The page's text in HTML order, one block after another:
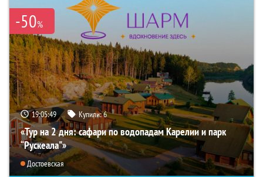
-50%
19:05:48 Купили:6
«Тур на 2 дня: сафари по водопадам Карелии и парк
“Рускеала"»
Достоевская